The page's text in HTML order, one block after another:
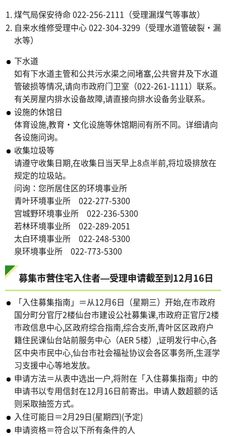
煤气局保安待命 022-256-2111（受理漏煤气等事故）
自来水维修受理中心 022-304-3299（受理水道管破裂・漏
水等）
下水道
如有下水道主管和公共污水渠之间堵塞,公共窨井及下水道
管破损等情况,请向市政府门卫室（022-261-1111）联系。
有关房屋内排水设备故障,请直接向排水设备务业联系。
设施的休馆日
体育设施,教育・文化设施等休馆期间有所不同。详细请向
各设施问询。
收集垃圾等
请遵守收集日期,在收集日当天早上8点半前,将垃圾排放在
规定的垃圾站。
问询：您所居住区的环境事业所
青叶环境事业所 022-277-5300
宫城野环境事业所 022-236-5300
若林环境事业所 022-289-2051
太白环境事业所 022-248-5300
泉环境事业所 022-773-5300
募集市营住宅入住者—受理申请截至到12月16日
「入住募集指南」＝从12月6日（星期三）开始,在市政府
国分町分官厅2楼仙台市建设公社募集课,市政府正官厅2楼
市政信息中心,区政府综合指南,综合支所,青叶区区政府户
籍住民课仙台站前服务中心（AER 5楼）,证明发行中心,各
区中央市民中心,仙台市社会福祉协议会各区事务所,生涯学
习支援中心等地发放。
申请方法＝从表中选出一户,将附在「入住募集指南」中的
申请书以专用信封在12月16日前寄出。申请人数超额的话
则采取抽签方式。
入住可能日＝2月29日(星期四)(予定)
申请资格＝符合以下所有条件的人